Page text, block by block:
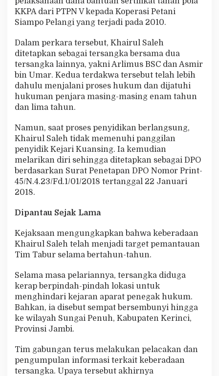
KKPA dari PTPN V kepada Koperasi Petani
Siampo Pelangi yang terjadi pada 2010.
Dalam perkara tersebut, Khairul Saleh
ditetapkan sebagai tersangka bersama dua
tersangka lainnya, yakni Arlimus BSC dan Asmir
bin Umar. Kedua terdakwa tersebut telah lebih
dahulu menjalani proses hukum dan dijatuhi
hukuman penjara masing-masing enam tahun
dan lima tahun.
Namun, saat proses penyidikan berlangsung,
Khairul Saleh tidak memenuhi panggilan
penyidik Kejari Kuansing. Ia kemudian
melarikan diri sehingga ditetapkan sebagai DPO
berdasarkan Surat Penetapan DPO Nomor Print-
45/N.4.23/Fd.1/01/2018 tertanggal 22 Januari
2018.
Dipantau Sejak Lama
Kejaksaan mengungkapkan bahwa keberadaan
Khairul Saleh telah menjadi target pemantauan
Tim Tabur selama bertahun-tahun.
Selama masa pelariannya, tersangka diduga
kerap berpindah-pindah lokasi untuk
menghindari kejaran aparat penegak hukum.
Bahkan, ia disebut sempat bersembunyi hingga
ke wilayah Sungai Penuh, Kabupaten Kerinci,
Provinsi Jambi.
Tim gabungan terus melakukan pelacakan dan
pengumpulan informasi terkait keberadaan
tersangka. Upaya tersebut akhirnya